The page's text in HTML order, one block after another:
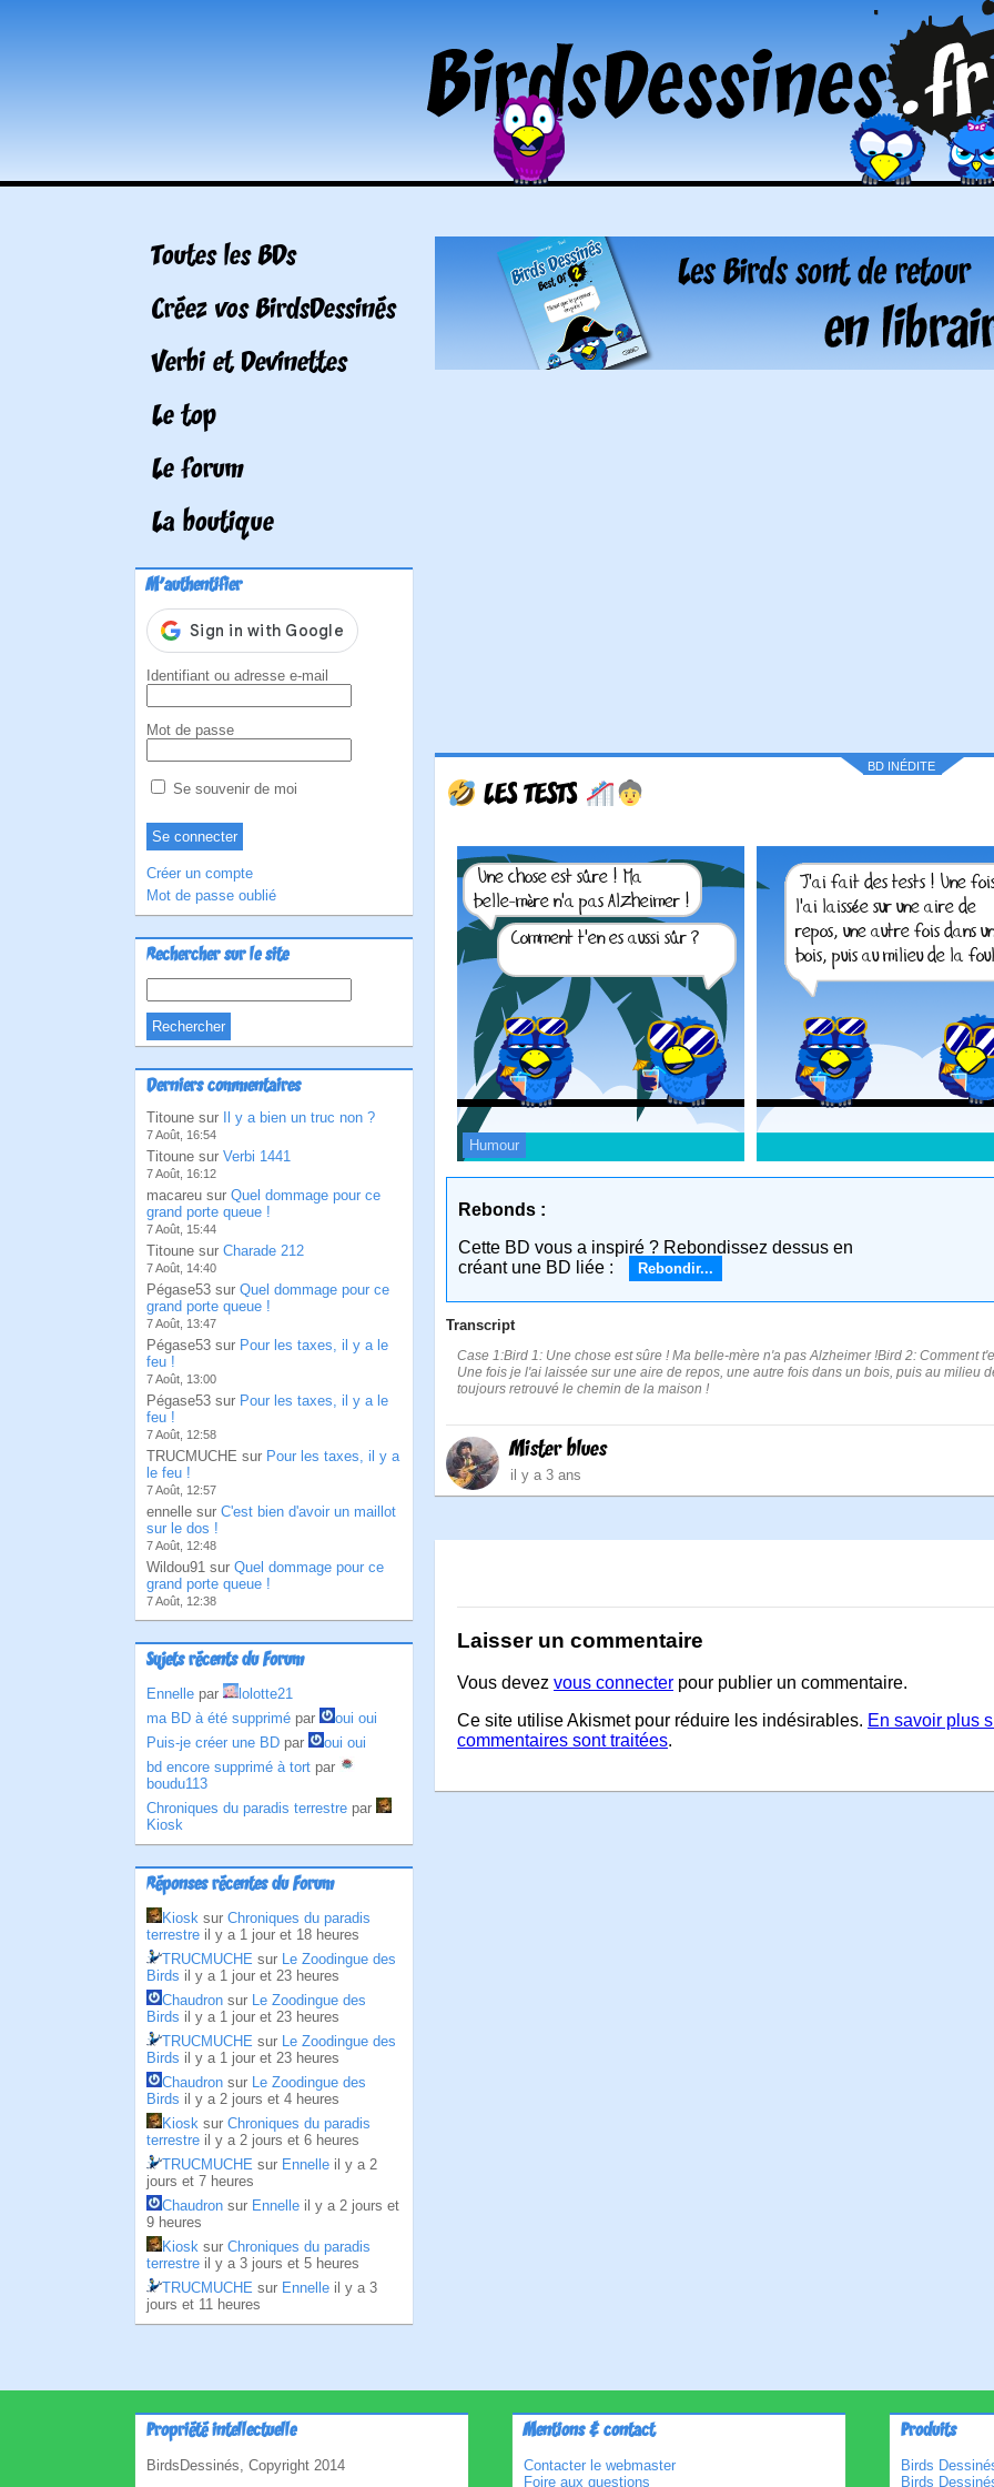
Toutes les BDs
Créez vos BirdsDessinés
Verbi et Devinettes
Le top
Le forum
La boutique
M'authentifier
Identifiant ou adresse e-mail
Mot de passe
Se souvenir de moi
Créer un compte
Mot de passe oublié
Rechercher sur le site
Derniers commentaires
Titoune sur Il y a bien un truc non ?
7 Août, 16:54
Titoune sur Verbi 1441
7 Août, 16:12
macareu sur Quel dommage pour ce
grand porte queue !
7 Août, 15:44
Titoune sur Charade 212
7 Août, 14:40
Pégase53 sur Quel dommage pour ce
grand porte queue !
7 Août, 13:47
Pégase53 sur Pour les taxes, il y a le
feu !
7 Août, 13:00
Pégase53 sur Pour les taxes, il y a le
feu !
7 Août, 12:58
TRUCMUCHE sur Pour les taxes, il y a
le feu !
7 Août, 12:57
ennelle sur C'est bien d'avoir un maillot
sur le dos !
7 Août, 12:48
Wildou91 sur Quel dommage pour ce
grand porte queue !
7 Août, 12:38
Sujets récents du Forum
Ennelle par
lolotte21
ma BD à été supprimé par
oui oui
Puis-je créer une BD par
oui oui
bd encore supprimé à tort par
boudu113
Chroniques du paradis terrestre par
Kiosk
Réponses récentes du Forum
Kiosk sur Chroniques du paradis
terrestre il y a 1 jour et 18 heures
TRUCMUCHE sur Le Zoodingue des
Birds il y a 1 jour et 23 heures
Chaudron sur Le Zoodingue des
Birds il y a 1 jour et 23 heures
TRUCMUCHE sur Le Zoodingue des
Birds il y a 1 jour et 23 heures
Chaudron sur Le Zoodingue des
Birds il y a 2 jours et 4 heures
Kiosk sur Chroniques du paradis
terrestre il y a 2 jours et 6 heures
TRUCMUCHE sur Ennelle il y a 2
jours et 7 heures
Chaudron sur Ennelle il y a 2 jours et
9 heures
Kiosk sur Chroniques du paradis
terrestre il y a 3 jours et 5 heures
TRUCMUCHE sur Ennelle il y a 3
jours et 11 heures
BD INÉDITE
LES TESTS
Humour
Rebonds :
Cette BD vous a inspiré ? Rebondissez dessus en
créant une BD liée :
Rebondir...
Transcript
Case 1:Bird 1: Une chose est sûre ! Ma belle-mère n'a pas Alzheimer !Bird 2: Comment
Une fois je l'ai laissée sur une aire de repos, une autre fois dans un bois, puis au milieu
toujours retrouvé le chemin de la maison !
Mister blues
il y a 3 ans
Laisser un commentaire
Vous devez vous connecter pour publier un commentaire.
Ce site utilise Akismet pour réduire les indésirables. En savoir plus
commentaires sont traitées.
Propriété intellectuelle
BirdsDessinés, Copyright 2014
Mentions & contact
Contacter le webmaster
Foire aux questions
Produits
Birds
Birds